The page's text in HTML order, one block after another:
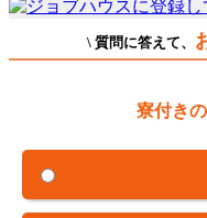
\ 質問に答えて、
寮付き